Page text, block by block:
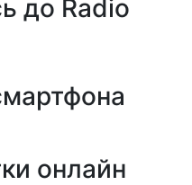
до Radio
онлайн